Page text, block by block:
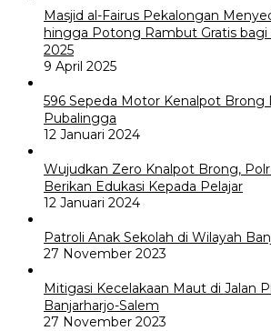
Masjid al-Fairus Pekalongan
hingga Potong Rambut Gratis bagi
2025
9 April 2025
596 Sepeda Motor Kenalpot Brong
Pubalingga
12 Januari 2024
Wujudkan Zero Knalpot Brong,
Berikan Edukasi Kepada Pelajar
12 Januari 2024
Patroli Anak Sekolah di Wilayah
27 November 2023
Mitigasi Kecelakaan Maut di Jalan
Banjarharjo-Salem
27 November 2023